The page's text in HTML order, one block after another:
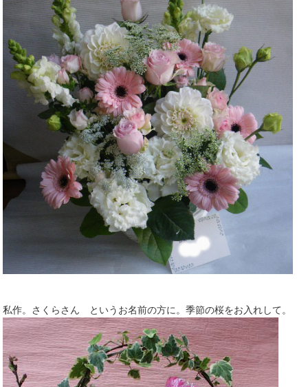
私作。さくらさん というお名前の方に。季節の桜をお入れして。